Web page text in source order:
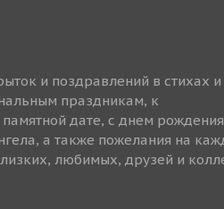
и поздравлений в стихах и
праздникам, к
дате, с днем
а также пожелания на
любимых, друзей и